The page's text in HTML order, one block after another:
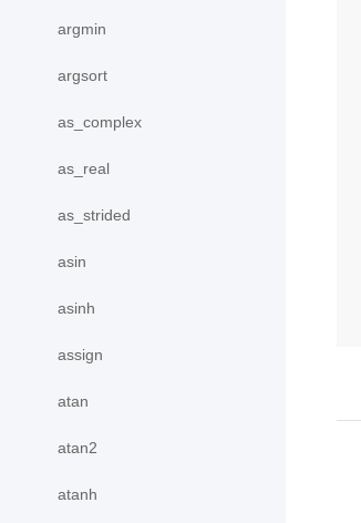
argmin
argsort
as_complex
as_real
as_strided
asin
asinh
assign
atan
atan2
atanh